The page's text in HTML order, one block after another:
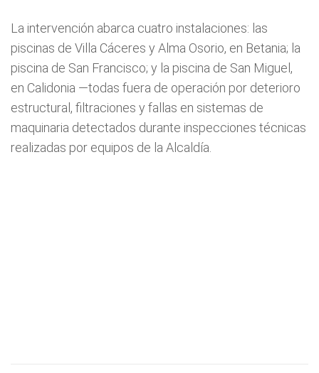
La intervención abarca cuatro instalaciones: las
piscinas de Villa Cáceres y Alma Osorio, en Betania; la
piscina de San Francisco; y la piscina de San Miguel,
en Calidonia —todas fuera de operación por deterioro
estructural, filtraciones y fallas en sistemas de
maquinaria detectados durante inspecciones técnicas
realizadas por equipos de la Alcaldía.